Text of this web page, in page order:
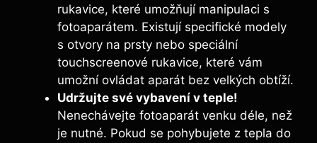
rukavice, které umožňují manipulaci s
fotoaparátem. Existují specifické modely
s otvory na prsty nebo speciální
touchscreenové rukavice, které vám
umožní ovládat aparát bez velkých obtíží.
Udržujte své vybavení v teple!
Nenechávejte fotoaparát venku déle, než
je nutné. Pokud se pohybujete z tepla do